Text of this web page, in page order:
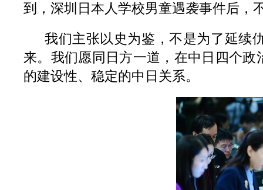
到，深圳日本人学校男童遇袭事件后，
我们主张以史为鉴，不是为了延续
来。我们愿同日方一道，在中日四个
的建设性、稳定的中日关系。